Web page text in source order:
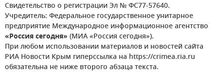
Свидетельство о регистрации Эл № ФС77-57640.
Учредитель: Федеральное государственное унитарное
предприятие Международное информационное агентство
«Россия сегодня» (МИА «Россия сегодня»).
При любом использовании материалов и новостей сайта
РИА Новости Крым гиперссылка на https://crimea.ria.ru
обязательна не ниже второго абзаца текста.